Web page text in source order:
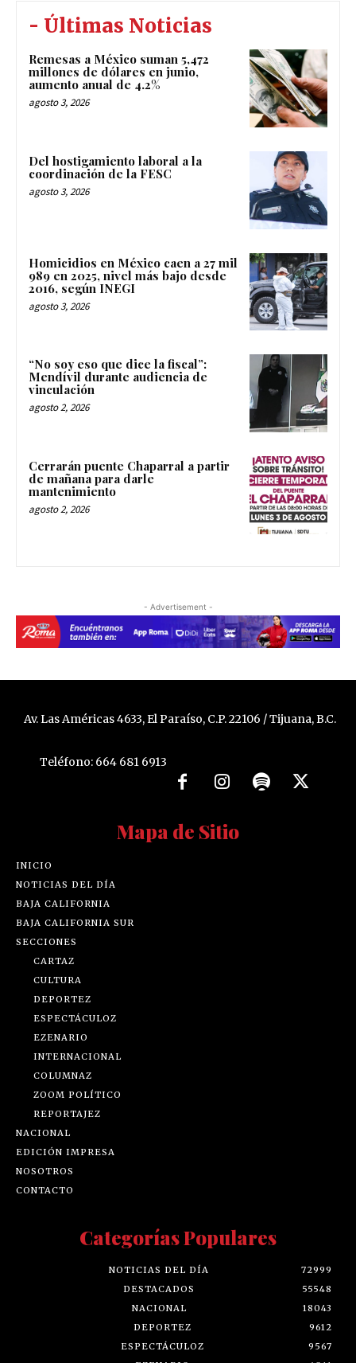
- Últimas Noticias
Remesas a México suman 5,472
millones de dólares en junio,
aumento anual de 4.2%
agosto 3, 2026
Del hostigamiento laboral a la
coordinación de la FESC
agosto 3, 2026
Homicidios en México caen a 27 mil
989 en 2025, nivel más bajo desde
2016, según INEGI
agosto 3, 2026
“No soy eso que dice la fiscal”:
Mendívil durante audiencia de
vinculación
agosto 2, 2026
Cerrarán puente Chaparral a partir
de mañana para darle
mantenimiento
agosto 2, 2026
- Advertisement -
Av. Las Américas 4633, El Paraíso, C.P. 22106 / Tijuana, B.C.
Teléfono: 664 681 6913
Mapa de Sitio
INICIO
NOTICIAS DEL DÍA
BAJA CALIFORNIA
BAJA CALIFORNIA SUR
SECCIONES
CARTAZ
CULTURA
DEPORTEZ
ESPECTÁCULOZ
EZENARIO
INTERNACIONAL
COLUMNAZ
ZOOM POLÍTICO
REPORTAJEZ
NACIONAL
EDICIÓN IMPRESA
NOSOTROS
CONTACTO
Categorías Populares
NOTICIAS DEL DÍA
72999
DESTACADOS
55548
NACIONAL
18043
DEPORTEZ
9612
ESPECTÁCULOZ
9567